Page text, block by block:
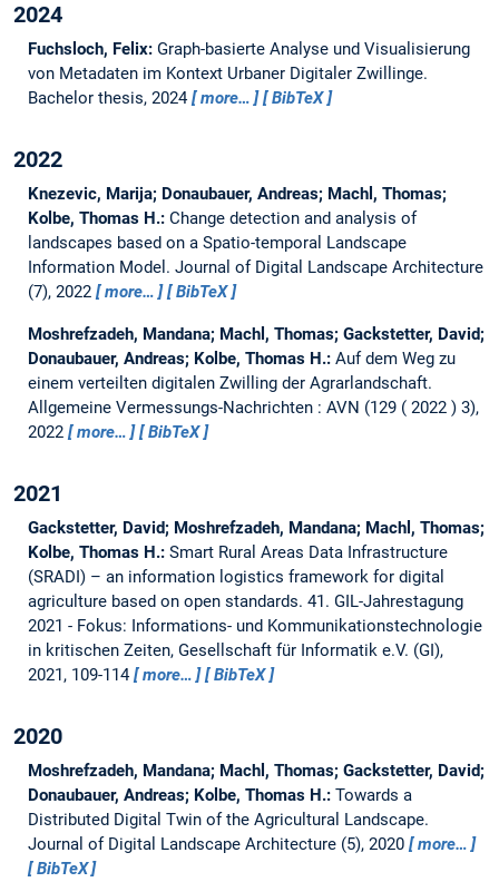
2024
Fuchsloch, Felix: Graph-basierte Analyse und Visualisierung
von Metadaten im Kontext Urbaner Digitaler Zwillinge.
Bachelor thesis, 2024 more… BibTeX
2022
Knezevic, Marija; Donaubauer, Andreas; Machl, Thomas;
Kolbe, Thomas H.: Change detection and analysis of
landscapes based on a Spatio-temporal Landscape
Information Model. Journal of Digital Landscape Architecture
(7), 2022
more… BibTeX
Moshrefzadeh, Mandana; Machl, Thomas; Gackstetter, David;
Donaubauer, Andreas; Kolbe, Thomas H.: Auf dem Weg zu
einem verteilten digitalen Zwilling der Agrarlandschaft.
Allgemeine Vermessungs-Nachrichten : AVN (129 ( 2022 ) 3),
2022
more… BibTeX
2021
Gackstetter, David; Moshrefzadeh, Mandana; Machl, Thomas;
Kolbe, Thomas H.: Smart Rural Areas Data Infrastructure
(SRADI) – an information logistics framework for digital
agriculture based on open standards. 41. GIL-Jahrestagung
2021 - Fokus: Informations- und Kommunikationstechnologie
in kritischen Zeiten, Gesellschaft für Informatik e.V. (GI),
2021, 109-114
more… BibTeX
2020
Moshrefzadeh, Mandana; Machl, Thomas; Gackstetter, David;
Donaubauer, Andreas; Kolbe, Thomas H.: Towards a
Distributed Digital Twin of the Agricultural Landscape.
Journal of Digital Landscape Architecture (5), 2020
more…
BibTeX